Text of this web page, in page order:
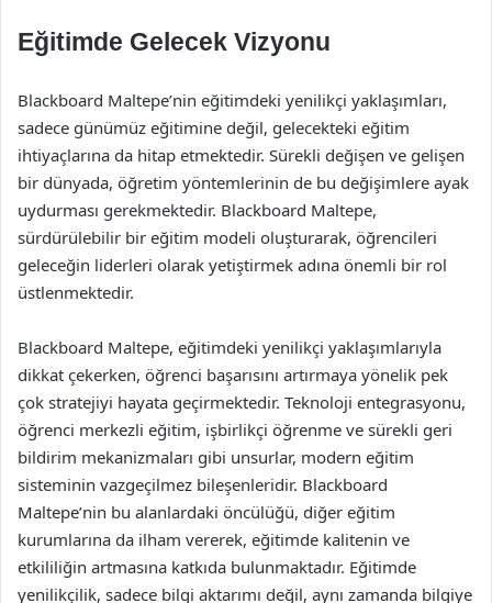
Eğitimde Gelecek Vizyonu
Blackboard Maltepe’nin eğitimdeki yenilikçi yaklaşımları,
sadece günümüz eğitimine değil, gelecekteki eğitim
ihtiyaçlarına da hitap etmektedir. Sürekli değişen ve gelişen
bir dünyada, öğretim yöntemlerinin de bu değişimlere ayak
uydurması gerekmektedir. Blackboard Maltepe,
sürdürülebilir bir eğitim modeli oluşturarak, öğrencileri
geleceğin liderleri olarak yetiştirmek adına önemli bir rol
üstlenmektedir.
Blackboard Maltepe, eğitimdeki yenilikçi yaklaşımlarıyla
dikkat çekerken, öğrenci başarısını artırmaya yönelik pek
çok stratejiyi hayata geçirmektedir. Teknoloji entegrasyonu,
öğrenci merkezli eğitim, işbirlikçi öğrenme ve sürekli geri
bildirim mekanizmaları gibi unsurlar, modern eğitim
sisteminin vazgeçilmez bileşenleridir. Blackboard
Maltepe’nin bu alanlardaki öncülüğü, diğer eğitim
kurumlarına da ilham vererek, eğitimde kalitenin ve
etkililiğin artmasına katkıda bulunmaktadır. Eğitimde
yenilikçilik, sadece bilgi aktarımı değil, aynı zamanda bilgiye